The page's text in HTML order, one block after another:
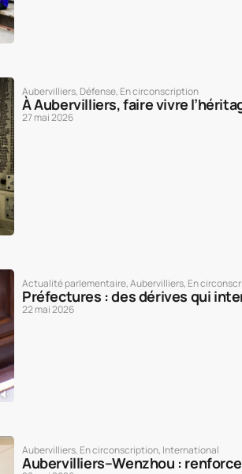
Aubervilliers, Défense, En circonscription
À Aubervilliers, faire vivre
27 mai 2026
Actualité parlementaire,Aubervilliers, En
Préfectures : des dérives qui
22 mai 2026
Aubervilliers, En circonscription, International
Aubervilliers–Wenzhou :